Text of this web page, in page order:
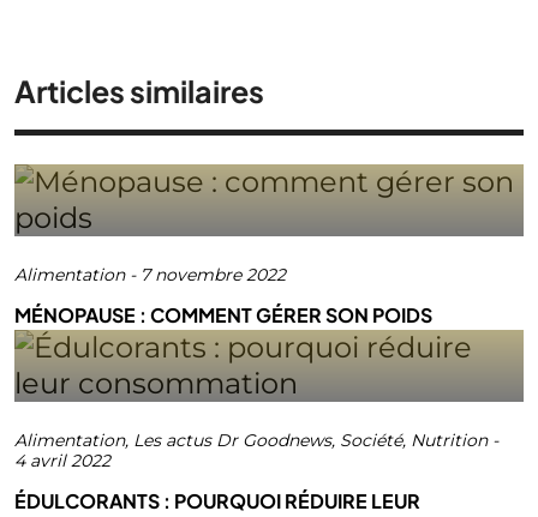
Articles similaires
Alimentation- 7 novembre 2022
MÉNOPAUSE : COMMENT GÉRER SON POIDS
Alimentation, Les actus Dr Goodnews, Société, Nutrition-
4 avril 2022
ÉDULCORANTS : POURQUOI RÉDUIRE LEUR